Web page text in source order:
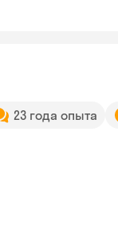
23 года опыта